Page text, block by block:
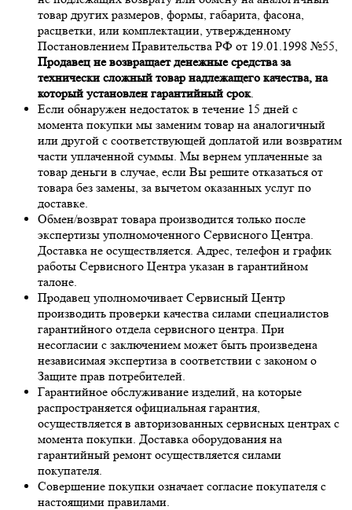
товар других размеров, формы, габарита, фасона,
расцветки, или комплектации, утвержденному
Постановлением Правительства РФ от 19.01.1998 №55,
Продавец не возвращает денежные средства за
технически сложный товар надлежащего качества, на
который установлен гарантийный срок.
Если обнаружен недостаток в течение 15 дней с
момента покупки мы заменим товар на аналогичный
или другой с соответствующей доплатой или возвратим
части уплаченной суммы. Мы вернем уплаченные за
товар деньги в случае, если Вы решите отказаться от
товара без замены, за вычетом оказанных услуг по
доставке.
Обмен/возврат товара производится только после
экспертизы уполномоченного Сервисного Центра.
Доставка не осуществляется. Адрес, телефон и график
работы Сервисного Центра указан в гарантийном
талоне.
Продавец уполномочивает Сервисный Центр
производить проверки качества силами специалистов
гарантийного отдела сервисного центра. При
несогласии с заключением может быть произведена
независимая экспертиза в соответствии с законом о
Защите прав потребителей.
Гарантийное обслуживание изделий, на которые
распространяется официальная гарантия,
осуществляется в авторизованных сервисных центрах с
момента покупки. Доставка оборудования на
гарантийный ремонт осуществляется силами
покупателя.
Совершение покупки означает согласие покупателя с
настоящими правилами.